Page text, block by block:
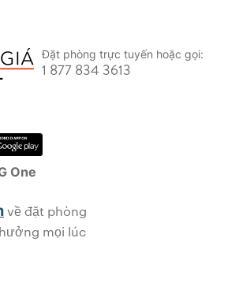
Đặt phòng trực tuyến hoặc gọi:
1 877 834 3613
One
về đặt phòng
mọi lúc